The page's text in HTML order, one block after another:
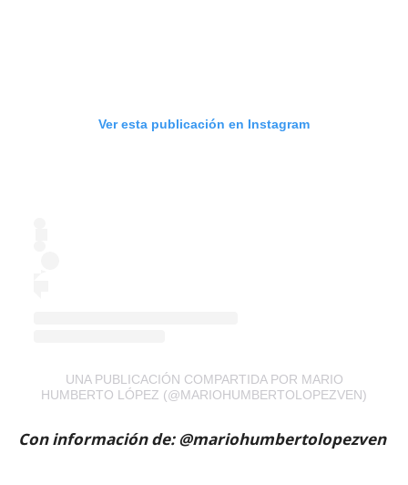
Ver esta publicación en Instagram
UNA PUBLICACIÓN COMPARTIDA POR MARIO
HUMBERTO LÓPEZ (@MARIOHUMBERTOLOPEZVEN)
Con información de: @mariohumbertolopezven